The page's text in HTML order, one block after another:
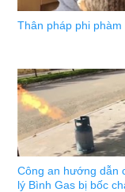
Thân pháp phi phàm
Công an hướng dẫn
lý Bình Gas bị bốc